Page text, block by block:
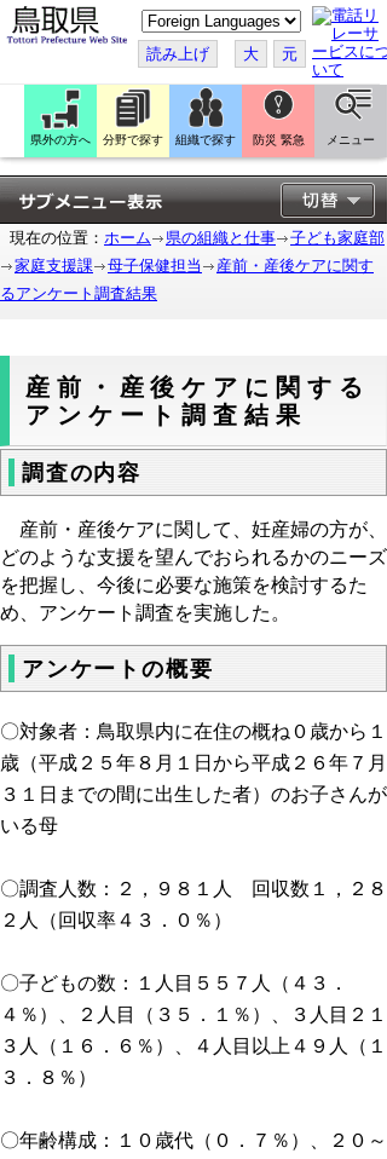
こ
の
ペ
ー
ジ
翻
訳
す
る
読み上げ 大 元
県外の方へ 分野で探す 組織で探す 防災 緊急 メニュー
現在の位置： ホーム 県の組織と仕事
子ども家庭部
家庭支援課
母子保健担当
産前・産後ケアに関す
るアンケート調査結果
産前・産後ケアに関する
アンケート調査結果
調査の内容
産前・産後ケアに関して、妊産婦の方が、
どのような支援を望んでおられるかのニーズ
を把握し、今後に必要な施策を検討するた
め、アンケート調査を実施した。
アンケートの概要
〇対象者：鳥取県内に在住の概ね０歳から１
歳（平成２５年８月１日から平成２６年７月
３１日までの間に出生した者）のお子さんが
いる母
〇調査人数：２，９８１人 回収数１，２８
２人（回収率４３．０％）
〇子どもの数：１人目５５７人（４３．
４％）、２人目（３５．１％）、３人目２１
３人（１６．６％）、４人目以上４９人（１
３．８％）
〇年齢構成：１０歳代（０．７％）、２０～